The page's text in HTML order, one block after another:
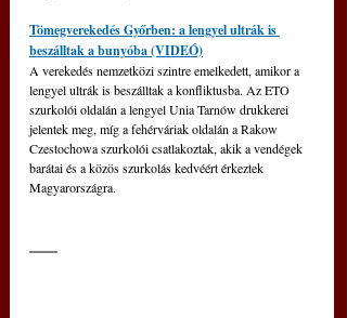
Tömegverekedés Győrben: a lengyel ultrák is
beszálltak a bunyóba (VIDEÓ)
A verekedés nemzetközi szintre emelkedett, amikor a
lengyel ultrák is beszálltak a konfliktusba. Az ETO
szurkolói oldalán a lengyel Unia Tarnów drukkerei
jelentek meg, míg a fehérváriak oldalán a Rakow
Czestochowa szurkolói csatlakoztak, akik a vendégek
barátai és a közös szurkolás kedvéért érkeztek
Magyarországra.